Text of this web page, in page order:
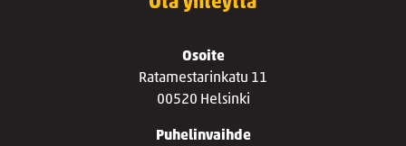
Osoite
Ratamestarinkatu 11
00520 Helsinki
Puhelinvaihde